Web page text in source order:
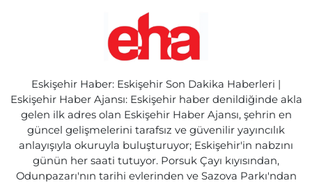
Eskişehir Haber: Eskişehir Son Dakika Haberleri |
Eskişehir Haber Ajansı: Eskişehir haber denildiğinde akla
gelen ilk adres olan Eskişehir Haber Ajansı, şehrin en
güncel gelişmelerini tarafsız ve güvenilir yayıncılık
anlayışıyla okuruyla buluşturuyor; Eskişehir'in nabzını
günün her saati tutuyor. Porsuk Çayı kıyısından,
Odunpazarı'nın tarihi evlerinden ve Sazova Parkı'ndan